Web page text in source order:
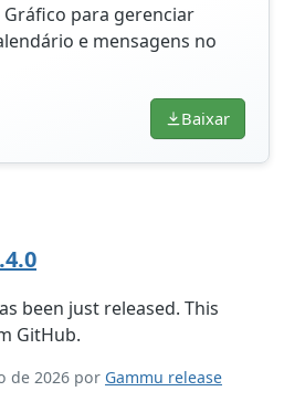
para gerenciar
e mensagens no
Baixar
been just released. This
GitHub.
de 2026 por Gammu release